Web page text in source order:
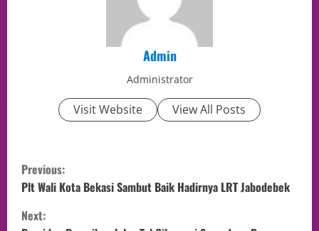
Admin
Administrator
Visit Website View All Posts
Previous:
Plt Wali Kota Bekasi Sambut Baik Hadirnya LRT Jabodebek
Next: